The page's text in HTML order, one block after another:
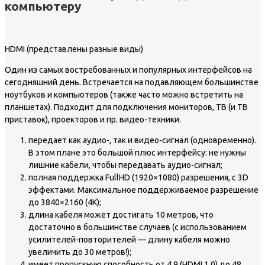
компьютеру
HDMI (представлены разные виды)
Один из самых востребованных и популярных интерфейсов на
сегодняшний день. Встречается на подавляющем большинстве
ноутбуков и компьютеров (также часто можно встретить на
планшетах). Подходит для подключения мониторов, ТВ (и ТВ
приставок), проекторов и пр. видео-техники.
передает как аудио-, так и видео-сигнал (одновременно).
В этом плане это большой плюс интерфейсу: не нужны
лишние кабели, чтобы передавать аудио-сигнал;
полная поддержка FullHD (1920×1080) разрешения, с 3D
эффектами. Максимальное поддерживаемое разрешение
до 3840×2160 (4K);
длина кабеля может достигать 10 метров, что
достаточно в большинстве случаев (с использованием
усилителей-повторителей — длину кабеля можно
увеличить до 30 метров!);